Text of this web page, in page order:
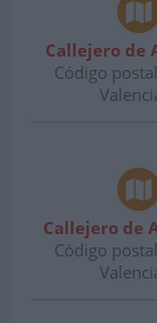
Callejero de
Código
Callejero de
Código